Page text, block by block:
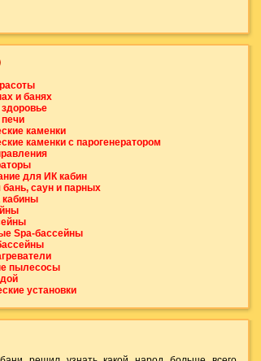
и банях
каменки
каменки с парогенератором
для ИК кабин
саун и парных
Spa-бассейны
пылесосы
установки